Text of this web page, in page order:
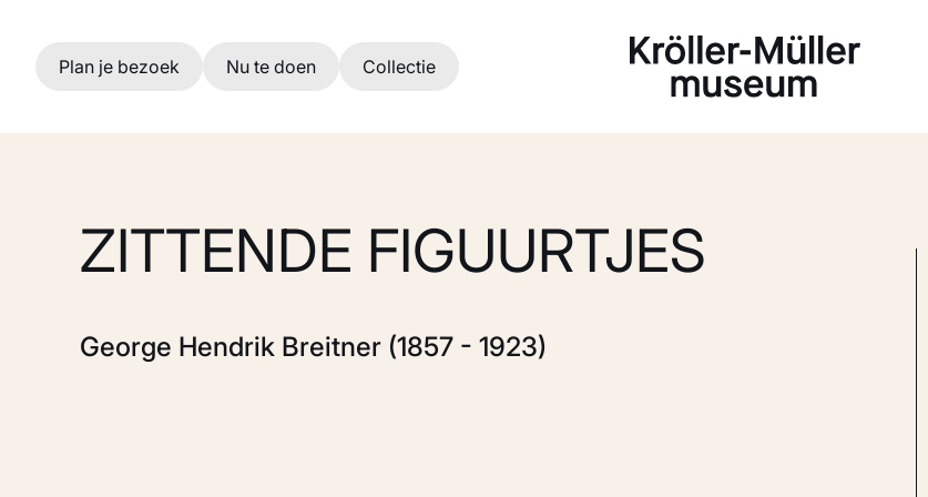
Ga naar hoofdinhoud
Plan je bezoek Nu te doen Collectie
ZITTENDE FIGUURTJES
George Hendrik Breitner (1857 - 1923)